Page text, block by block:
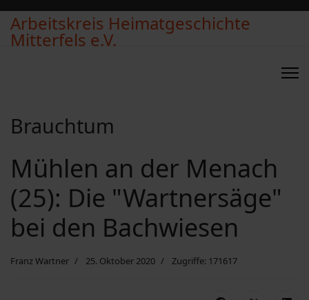
Arbeitskreis Heimatgeschichte
Mitterfels e.V.
Brauchtum
Mühlen an der Menach
(25): Die "Wartnersäge"
bei den Bachwiesen
Franz Wartner 25. Oktober 2020 Zugriffe: 171617